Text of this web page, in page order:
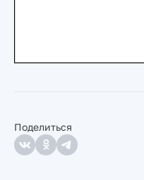
Поделиться